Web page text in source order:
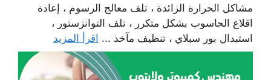
مشاكل الحرارة الزائدة ، تلف معالج الرسوم ، إعادة
اقلاع الحاسوب بشكل متكرر ، تلف التوانزستور ،
استبدال بور سبلاي ، تنظيف مآخذ ... اقرأ المزيد